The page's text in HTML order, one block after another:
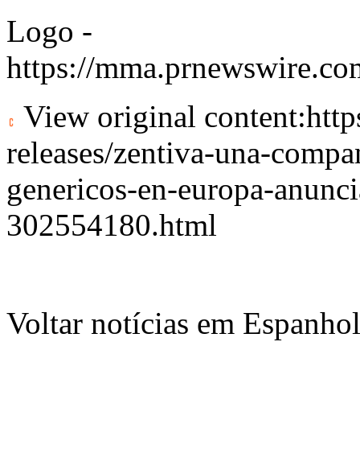
Logo -
https://
View original content:
releases/zentiva-una-
genericos-en-europa-
302554180.html
Voltar notícias em Espanhol